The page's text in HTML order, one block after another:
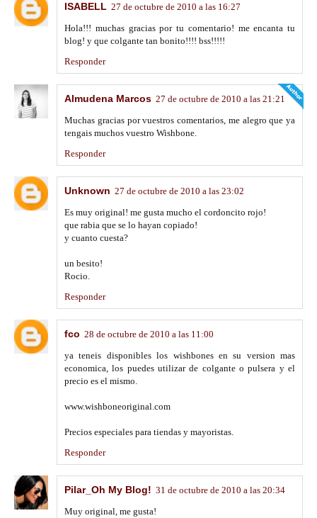
ISABELL 27 de octubre de 2010 a las 16:27
Hola!!! muchas gracias por tu comentario! me encanta tu
blog! y que colgante tan bonito!!!! bss!!!!!
Responder
Almudena Marcos 27 de octubre de 2010 a las 21:21
Muchas gracias por vuestros comentarios, me alegro que ya
tengais muchos vuestro Wishbone.
Responder
Unknown 27 de octubre de 2010 a las 23:02
Es muy original! me gusta mucho el cordoncito rojo!
que rabia que se lo hayan copiado!
y cuanto cuesta?
un besito!
Rocio.
Responder
fco 28 de octubre de 2010 a las 11:00
ya teneis disponibles los wishbones en su version mas
economica, los puedes utilizar de colgante o pulsera y el
precio es el mismo.
www.wishboneoriginal.com
Precios especiales para tiendas y mayoristas.
Responder
Pilar_Oh My Blog! 31 de octubre de 2010 a las 20:34
Muy original, me gusta!